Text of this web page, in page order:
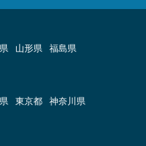
山形県 福島県
東京都 神奈川県